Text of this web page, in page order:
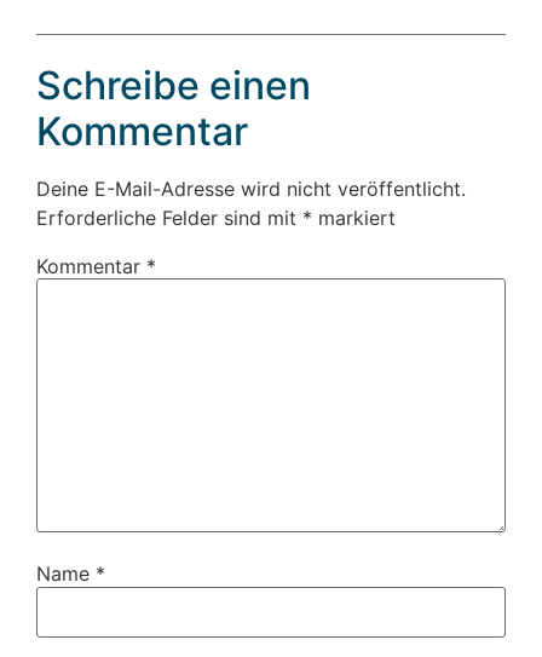
Schreibe einen
Kommentar
Deine E-Mail-Adresse wird nicht veröffentlicht.
Erforderliche Felder sind mit * markiert
Kommentar *
Name *